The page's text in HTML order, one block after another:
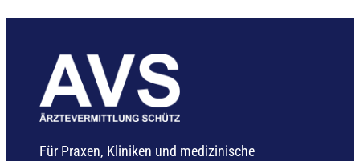
Für Praxen, Kliniken und medizinische